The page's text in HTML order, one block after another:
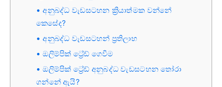
අනුබද්ධ වැඩසටහන ක්‍රියාත්මක වන්නේ
කෙසේද?
අනුබද්ධ වැඩසටහන් ප්‍රතිලාභ
ඔලිම්පික් ට්‍රේඩ් ගෙවීම
ඔලිම්පික් ට්‍රේඩ් අනුබද්ධ වැඩසටහන තෝරා
ගන්නේ ඇයි?